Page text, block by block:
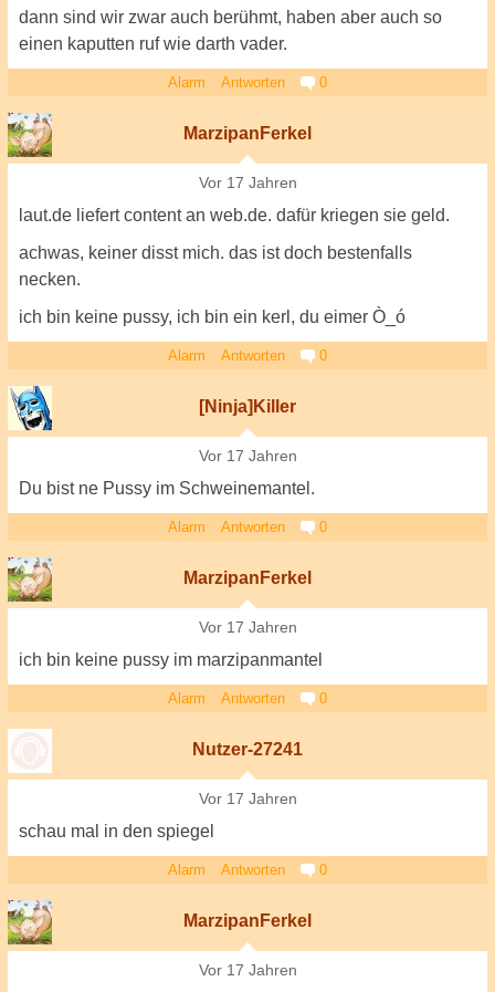
dann sind wir zwar auch berühmt, haben aber auch so
einen kaputten ruf wie darth vader.
Alarm Antworten 0
MarzipanFerkel
Vor 17 Jahren
laut.de liefert content an web.de. dafür kriegen sie geld.
achwas, keiner disst mich. das ist doch bestenfalls
necken.
ich bin keine pussy, ich bin ein kerl, du eimer Ò_ó
Alarm Antworten 0
[Ninja]Killer
Vor 17 Jahren
Du bist ne Pussy im Schweinemantel.
Alarm Antworten 0
MarzipanFerkel
Vor 17 Jahren
ich bin keine pussy im marzipanmantel
Alarm Antworten 0
Nutzer-27241
Vor 17 Jahren
schau mal in den spiegel
Alarm Antworten 0
MarzipanFerkel
Vor 17 Jahren